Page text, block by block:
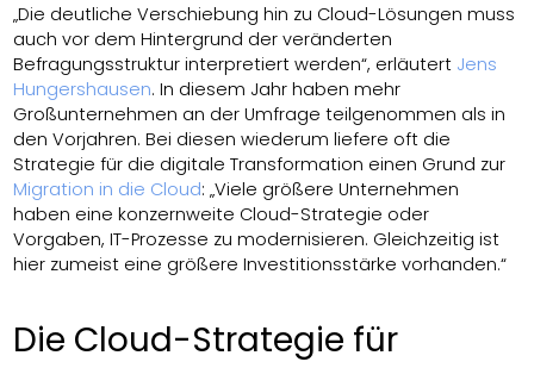
„Die deutliche Verschiebung hin zu Cloud-Lösungen muss
auch vor dem Hintergrund der veränderten
Befragungsstruktur interpretiert werden“, erläutert Jens
Hungershausen. In diesem Jahr haben mehr
Großunternehmen an der Umfrage teilgenommen als in
den Vorjahren. Bei diesen wiederum liefere oft die
Strategie für die digitale Transformation einen Grund zur
Migration in die Cloud: „Viele größere Unternehmen
haben eine konzernweite Cloud-Strategie oder
Vorgaben, IT-Prozesse zu modernisieren. Gleichzeitig ist
hier zumeist eine größere Investitionsstärke vorhanden.“
Die Cloud-Strategie für